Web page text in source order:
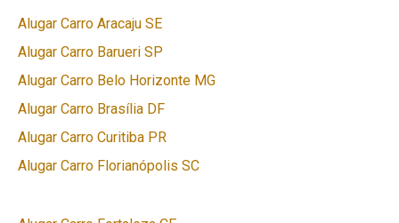
Alugar Carro Aracaju SE
Alugar Carro Barueri SP
Alugar Carro Belo Horizonte MG
Alugar Carro Brasília DF
Alugar Carro Curitiba PR
Alugar Carro Florianópolis SC